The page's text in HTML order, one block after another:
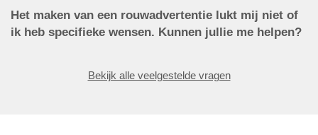
Het maken van een rouwadvertentie lukt mij niet of
ik heb specifieke wensen. Kunnen jullie me helpen?
Bekijk alle veelgestelde vragen